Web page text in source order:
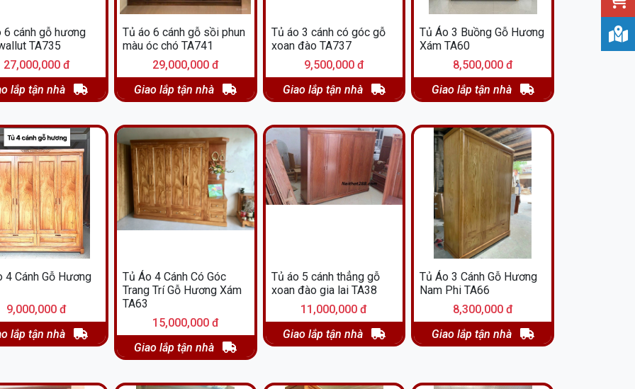
6 cánh gỗ hương
TA735
27,000,000 đ
lắp tận nhà
Tủ áo 6 cánh gỗ sồi phun
màu óc chó TA741
29,000,000 đ
Giao lắp tận nhà
Tủ áo 3 cánh có góc gỗ
xoan đào TA737
9,500,000 đ
Giao lắp tận nhà
Tủ Áo 3 Buồng Gỗ Hương
Xám TA60
8,500,000 đ
Giao lắp tận nhà
4 Cánh Gỗ Hương
9,000,000 đ
lắp tận nhà
Tủ Áo 4 Cánh Có Góc
Trang Trí Gỗ Hương Xám
TA63
15,000,000 đ
Giao lắp tận nhà
Tủ áo 5 cánh thẳng gỗ
xoan đào gia lai TA38
11,000,000 đ
Giao lắp tận nhà
Tủ Áo 3 Cánh Gỗ Hương
Nam Phi TA66
8,300,000 đ
Giao lắp tận nhà